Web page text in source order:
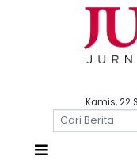
Kamis, 22